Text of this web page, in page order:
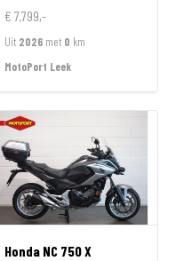
€ 7.799,-
Uit 2026 met 0 km
MotoPort Leek
Honda NC 750 X